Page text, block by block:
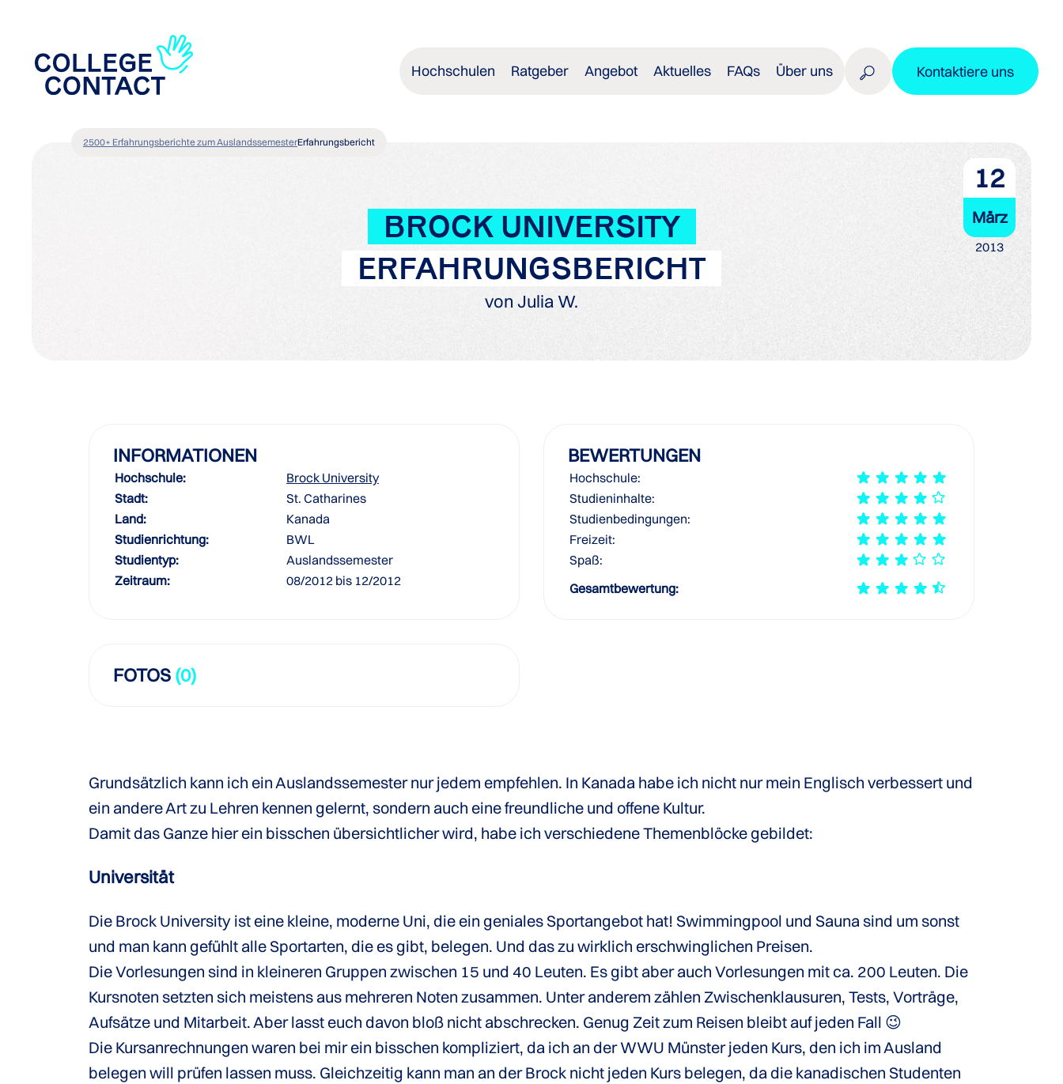
Hochschulen Ratgeber Angebot Aktuelles FAQs Über uns Kontaktiere uns
2500+ Erfahrungsberichte zum AuslandssemesterErfahrungsbericht
BROCK UNIVERSITY
ERFAHRUNGSBERICHT
von Julia W.
12
März
2013
INFORMATIONEN
Hochschule:
Brock University
Stadt:
St. Catharines
Land:
Kanada
Studienrichtung:
BWL
Studientyp:
Auslandssemester
Zeitraum:
08/2012 bis 12/2012
BEWERTUNGEN
Hochschule:
Studieninhalte:
Studienbedingungen:
Freizeit:
Spaß:
Gesamtbewertung:
FOTOS (0)
Grundsätzlich kann ich ein Auslandssemester nur jedem empfehlen. In Kanada habe ich nicht nur mein Englisch verbessert und
ein andere Art zu Lehren kennen gelernt, sondern auch eine freundliche und offene Kultur.
Damit das Ganze hier ein bisschen übersichtlicher wird, habe ich verschiedene Themenblöcke gebildet:
Universität
Die Brock University ist eine kleine, moderne Uni, die ein geniales Sportangebot hat! Swimmingpool und Sauna sind um sonst
und man kann gefühlt alle Sportarten, die es gibt, belegen. Und das zu wirklich erschwinglichen Preisen.
Die Vorlesungen sind in kleineren Gruppen zwischen 15 und 40 Leuten. Es gibt aber auch Vorlesungen mit ca. 200 Leuten. Die
Kursnoten setzten sich meistens aus mehreren Noten zusammen. Unter anderem zählen Zwischenklausuren, Tests, Vorträge,
Aufsätze und Mitarbeit. Aber lasst euch davon bloß nicht abschrecken. Genug Zeit zum Reisen bleibt auf jeden Fall 😉
Die Kursanrechnungen waren bei mir ein bisschen kompliziert, da ich an der WWU Münster jeden Kurs, den ich im Ausland
belegen will prüfen lassen muss. Gleichzeitig kann man an der Brock nicht jeden Kurs belegen, da die kanadischen Studenten